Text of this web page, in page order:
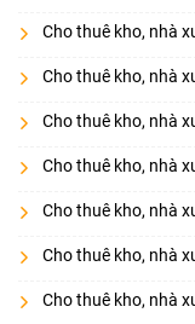
Cho thuê kho, nhà
Cho thuê kho, nhà
Cho thuê kho, nhà
Cho thuê kho, nhà
Cho thuê kho, nhà
Cho thuê kho, nhà
Cho thuê kho, nhà